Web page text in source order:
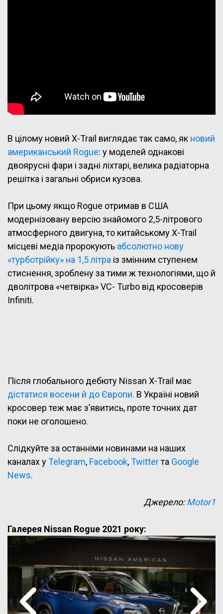
В цілому новий X-Trail виглядає так само, як новий
американський Rogue: у моделей однакові
двоярусні фари і задні ліхтарі, велика радіаторна
решітка і загальні обриси кузова.
При цьому якщо Rogue отримав в США
модернізовану версію знайомого 2,5-літрового
атмосферного двигуна, то китайському X-Trail
місцеві медіа пророкують абсолютно нову
«турботрійку» на 1,5 літра із змінним ступенем
стиснення, зроблену за тими ж технологіями, що й
дволітрова «четвірка» VC- Turbo від кросоверів
Infiniti.
Після глобального дебюту Nissan X-Trail має
дістатися восени й до Європи. В Україні новий
кросовер теж має з’явитись, проте точних дат
поки не оголошено.
Слідкуйте за останніми новинами на наших
каналах уTelegram, Facebook,Twitterта Google
News.
Джерело:Motor1
Галерея Nissan Rogue 2021 року: